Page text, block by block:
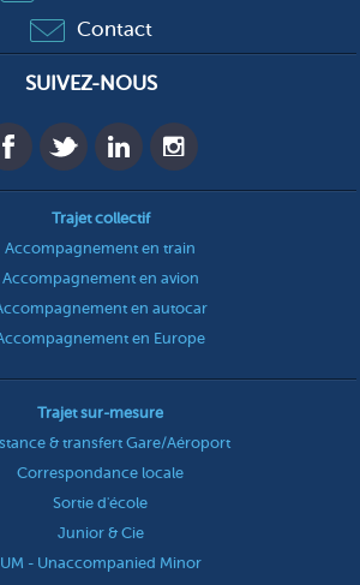
Contact
SUIVEZ-NOUS
Trajet collectif
Accompagnement en train
Accompagnement en avion
en autocar
en Europe
Trajet sur-mesure
& transfert Gare/Aéroport
Correspondance locale
Sortie d'école
Junior & Cie
UM - Unaccompanied Minor